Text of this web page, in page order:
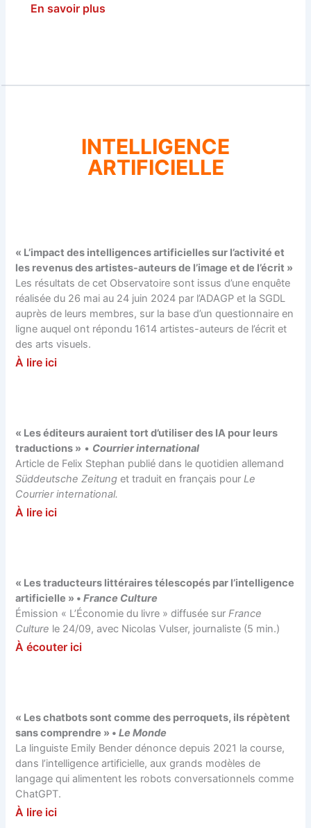
En savoir plus
INTELLIGENCE
ARTIFICIELLE
« L’impact des intelligences artificielles sur l’activité et
les revenus des artistes-auteurs de l’image et de l’écrit »
Les résultats de cet Observatoire sont issus d’une enquête
réalisée du 26 mai au 24 juin 2024 par l’ADAGP et la SGDL
auprès de leurs membres, sur la base d’un questionnaire en
ligne auquel ont répondu 1614 artistes-auteurs de l’écrit et
des arts visuels.
À lire ici
« Les éditeurs auraient tort d’utiliser des IA pour leurs
traductions » • Courrier international
Article de Felix Stephan publié dans le quotidien allemand
Süddeutsche Zeitung et traduit en français pourLe
Courrier international.
À lire ici
« Les traducteurs littéraires télescopés par l’intelligence
artificielle » •France Culture
Émission « L’Économie du livre » diffusée surFrance
Culture le 24/09, avec Nicolas Vulser, journaliste (5 min.)
À écouter ici
« Les chatbots sont comme des perroquets, ils répètent
sans comprendre » •Le Monde
La linguiste Emily Bender dénonce depuis 2021 la course,
dans l’intelligence artificielle, aux grands modèles de
langage qui alimentent les robots conversationnels comme
ChatGPT.
À lire ici